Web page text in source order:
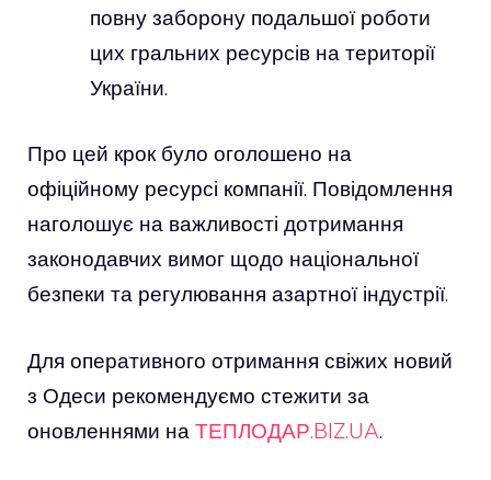
повну заборону подальшої роботи
цих гральних ресурсів на території
України.
Про цей крок було оголошено на
офіційному ресурсі компанії. Повідомлення
наголошує на важливості дотримання
законодавчих вимог щодо національної
безпеки та регулювання азартної індустрії.
Для оперативного отримання свіжих новий
з Одеси рекомендуємо стежити за
оновленнями на ТЕПЛОДАР.BIZ.UA.